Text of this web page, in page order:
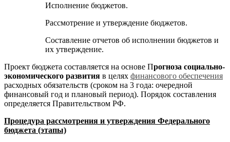
Исполнение бюджетов.
Рассмотрение и утверждение бюджетов.
Составление отчетов об исполнении бюджетов и
их утверждение.
Проект бюджета составляется на основе Прогноза социально-
экономического развития в целях финансового обеспечения
расходных обязательств (сроком на 3 года: очередной
финансовый год и плановый период). Порядок составления
определяется Правительством РФ.
Процедура рассмотрения и утверждения Федерального
бюджета (этапы)